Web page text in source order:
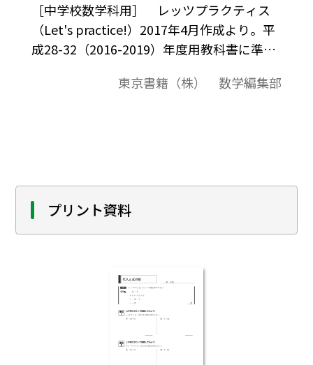
［中学校数学科用］ レッツプラクティス
（Let's practice!）2017年4月作成より。平
成28-32（2016-2019）年度用教科書に準拠
す。ワード文書ファイルは，お使いのPCに
東京書籍（株） 数学編集部
プリント資料